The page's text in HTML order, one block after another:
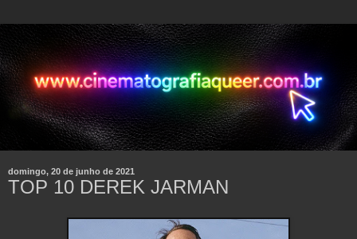
domingo, 20 de junho de 2021
TOP 10 DEREK JARMAN